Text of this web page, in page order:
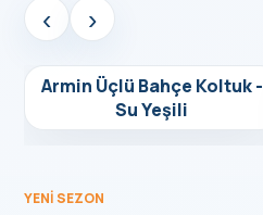
‹ ›
fırsat Detayları Gör
Armin Üçlü Bahçe Koltuk -
Su Yeşili
YENI SEZON